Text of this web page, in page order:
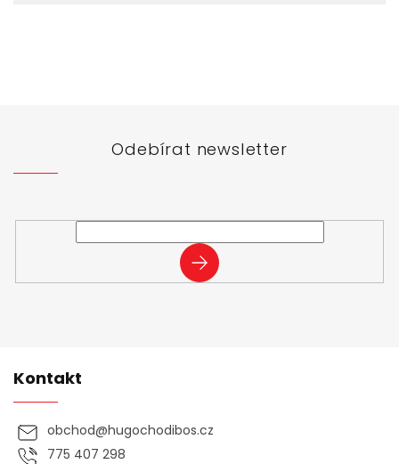
Odebírat newsletter
PŘIHLÁSIT
SE
Kontakt
obchod@hugochodibos.cz
775 407 298